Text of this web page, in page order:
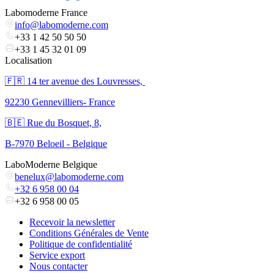
Labomoderne France
info@labomoderne.com
+33 1 42 50 50 50
+33 1 45 32 01 09
Localisation
🇫🇷 ​14 ter avenue des Louvresses,
92230 Gennevilliers- France
🇧🇪 Rue du Bosquet, 8,
B-7970 Beloeil - Belgique
LaboModerne Belgique
benelux@labomoderne.com
+32 6 958 00 04
+32 6 958 00 05
Recevoir la newsletter
Conditions Générales de Vente
Politique de confidentialité
Service export
Nous contacter